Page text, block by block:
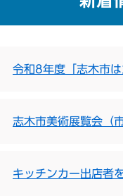
令和8年度「志木市は
志木市美術展覧会（
キッチンカー出店者